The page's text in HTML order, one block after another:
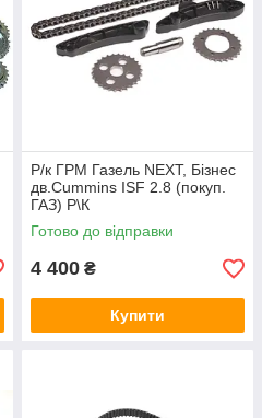
Р/к ГРМ Газель NEXT, Бізнес
дв.Cummins ISF 2.8 (покуп.
ГАЗ) Р\К
Готово до відправки
4 400 ₴
Купити